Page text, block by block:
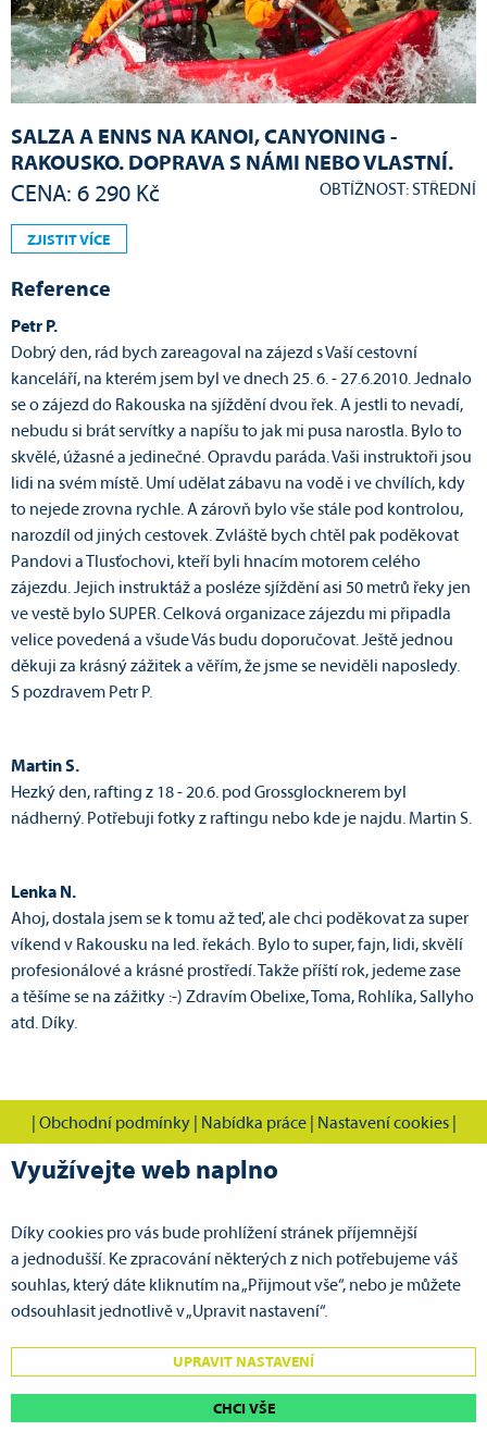
SALZA A ENNS NA KANOI, CANYONING -
RAKOUSKO. DOPRAVA S NÁMI NEBO VLASTNÍ.
CENA: 6 290 Kč OBTÍŽNOST: STŘEDNÍ
ZJISTIT VÍCE
Reference
Petr P.
Dobrý den, rád bych zareagoval na zájezd s Vaší cestovní
kanceláří, na kterém jsem byl ve dnech 25. 6. - 27.6.2010. Jednalo
se o zájezd do Rakouska na sjíždění dvou řek. A jestli to nevadí,
nebudu si brát servítky a napíšu to jak mi pusa narostla. Bylo to
skvělé, úžasné a jedinečné. Opravdu paráda. Vaši instruktoři jsou
lidi na svém místě. Umí udělat zábavu na vodě i ve chvílích, kdy
to nejede zrovna rychle. A zárovň bylo vše stále pod kontrolou,
narozdíl od jiných cestovek. Zvláště bych chtěl pak poděkovat
Pandovi a Tlusťochovi, kteří byli hnacím motorem celého
zájezdu. Jejich instruktáž a posléze sjíždění asi 50 metrů řeky jen
ve vestě bylo SUPER. Celková organizace zájezdu mi připadla
velice povedená a všude Vás budu doporučovat. Ještě jednou
děkuji za krásný zážitek a věřím, že jsme se neviděli naposledy.
S pozdravem Petr P.
Martin S.
Hezký den, rafting z 18 - 20.6. pod Grossglocknerem byl
nádherný. Potřebuji fotky z raftingu nebo kde je najdu. Martin S.
Lenka N.
Ahoj, dostala jsem se k tomu až teď, ale chci poděkovat za super
víkend v Rakousku na led. řekách. Bylo to super, fajn, lidi, skvělí
profesionálové a krásné prostředí. Takže příští rok, jedeme zase
a těšíme se na zážitky :-) Zdravím Obelixe, Toma, Rohlíka, Sallyho
atd. Díky.
Obchodní podmínky| Nabídka práce| Nastavení cookies|
Doubravická 386
tel.:+420 725 743 514
+420 725 596 817 | e-mail:
www.cvok.cz| e-mail:pujcovna@cvok.cz
Využívejte web naplno
Díky cookies pro vás bude prohlížení stránek příjemnější
a jednodušší. Ke zpracování některých z nich potřebujeme váš
souhlas, který dáte kliknutím na „Přijmout vše“, nebo je můžete
odsouhlasit jednotlivě v „Upravit nastavení“.
UPRAVIT NASTAVENÍ
CHCI VŠE